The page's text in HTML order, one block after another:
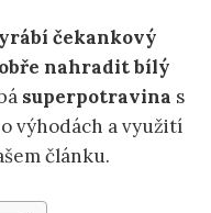
čekankový
nahradit bílý
superpotravina s
výhodách a využití
článku.